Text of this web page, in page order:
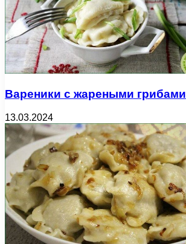
Вареники с жареными грибами
13.03.2024